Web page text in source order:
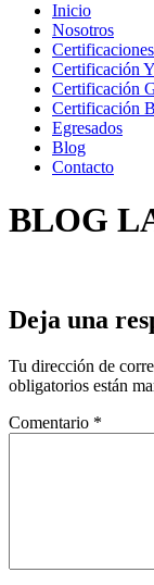
Inicio
Nosotros
Certificación
Certificación
Certificación
Egresados
Blog
Contacto
BLOG
Deja una
Tu dirección de
obligatorios están
Comentario *